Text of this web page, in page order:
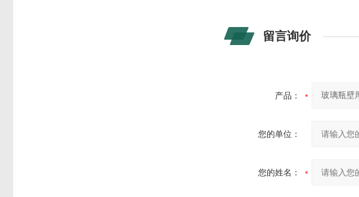
留言询价
产品：
您的单位：
您的姓名：